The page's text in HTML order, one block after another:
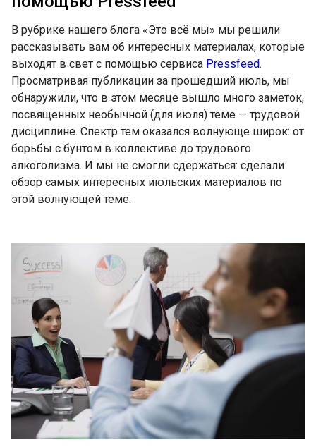
В рубрике нашего блога «Это всё мы» мы решили
рассказывать вам об интересных материалах, которые
выходят в свет с помощью сервиса Pressfeed.
Просматривая публикации за прошедший июль, мы
обнаружили, что в этом месяце вышло много заметок,
посвященных необычной (для июля) теме — трудовой
дисциплине. Спектр тем оказался волнующе широк: от
борьбы с бунтом в коллективе до трудового
алкоголизма. И мы не смогли сдержаться: сделали
обзор самых интересных июльских материалов по
этой волнующей теме.